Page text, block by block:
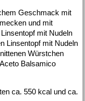
Geschmack mit
und mit
mit Nudeln
Linsentopf mit Nudeln
Würstchen
Balsamico
ca. 550 kcal und ca.